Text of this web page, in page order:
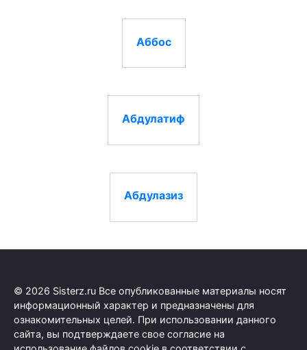
Аббос
Абдулатиф
Абдулазиз
© 2026 Sisterz.ru Все опубликованные материалы носят
информационный характер и предназначены для
ознакомительных целей. При использовании данного
сайта, вы подтверждаете свое согласие на